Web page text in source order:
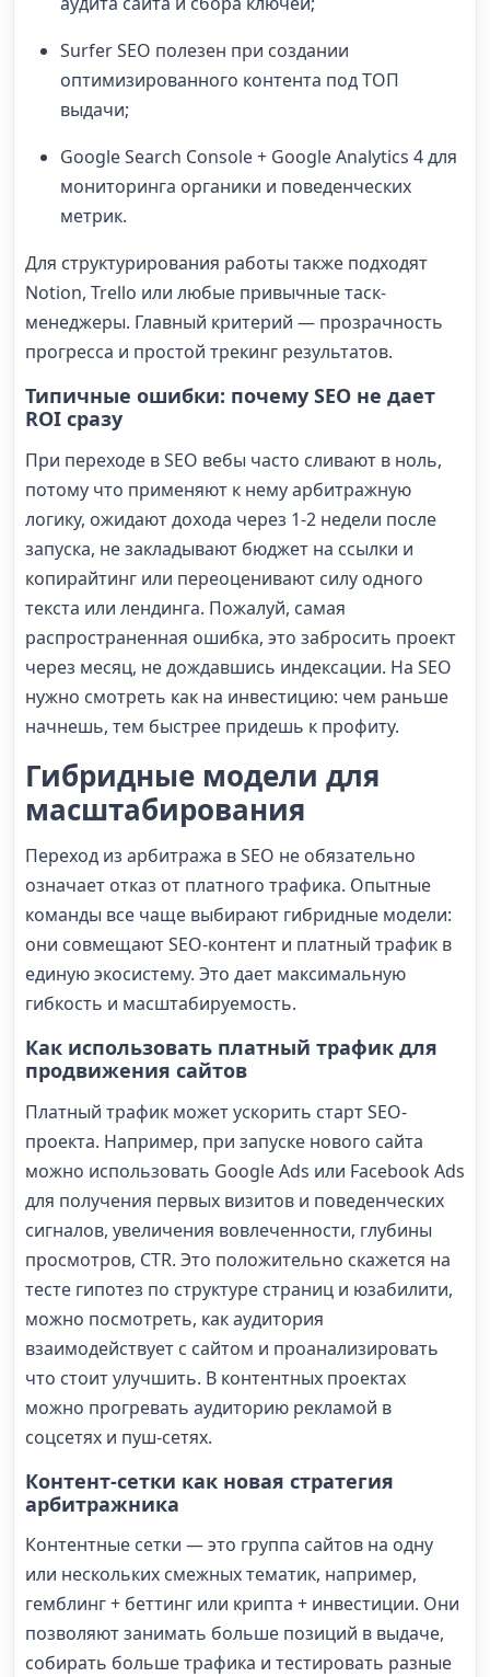
Surfer SEO полезен при создании
оптимизированного контента под ТОП
выдачи;
Google Search Console + Google Analytics 4 для
мониторинга органики и поведенческих
метрик.
Для структурирования работы также подходят
Notion, Trello или любые привычные таск-
менеджеры. Главный критерий — прозрачность
прогресса и простой трекинг результатов.
Типичные ошибки: почему SEO не дает
ROI сразу
При переходе в SEO вебы часто сливают в ноль,
потому что применяют к нему арбитражную
логику, ожидают дохода через 1-2 недели после
запуска, не закладывают бюджет на ссылки и
копирайтинг или переоценивают силу одного
текста или лендинга. Пожалуй, самая
распространенная ошибка, это забросить проект
через месяц, не дождавшись индексации. На SEO
нужно смотреть как на инвестицию: чем раньше
начнешь, тем быстрее придешь к профиту.
Гибридные модели для
масштабирования
Переход из арбитража в SEO не обязательно
означает отказ от платного трафика. Опытные
команды все чаще выбирают гибридные модели:
они совмещают SEO-контент и платный трафик в
единую экосистему. Это дает максимальную
гибкость и масштабируемость.
Как использовать платный трафик для
продвижения сайтов
Платный трафик может ускорить старт SEO-
проекта. Например, при запуске нового сайта
можно использовать Google Ads или Facebook Ads
для получения первых визитов и поведенческих
сигналов, увеличения вовлеченности, глубины
просмотров, CTR. Это положительно скажется на
тесте гипотез по структуре страниц и юзабилити,
можно посмотреть, как аудитория
взаимодействует с сайтом и проанализировать
что стоит улучшить. В контентных проектах
можно прогревать аудиторию рекламой в
соцсетях и пуш-сетях.
Контент-сетки как новая стратегия
арбитражника
Контентные сетки — это группа сайтов на одну
или нескольких смежных тематик, например,
гемблинг + беттинг или крипта + инвестиции. Они
позволяют занимать больше позиций в выдаче,
собирать больше трафика и тестировать разные